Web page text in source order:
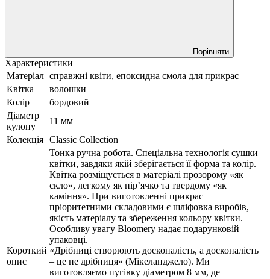
Порівняти
Характеристики
Матеріал справжні квіти, епоксидна смола для прикрас
Квітка
волошки
Колір
бордовий
Діаметр
кулону
11 мм
Колекція Classic Collection
Короткий
опис
Тонка ручна робота. Спеціальна технологія сушки
квітки, завдяки якій зберігається її форма та колір.
Квітка розміщується в матеріалі прозорому «як
скло», легкому як пір’ячко та твердому «як
каміння». При виготовленні прикрас
пріоритетними складовими є шліфовка виробів,
якість матеріалу та збереження кольору квітки.
Особливу увагу Bloomery надає подарунковій
упаковці.
«Дрібниці створюють досконалість, а досконалість
– це не дрібниця» (Мікеланджело). Ми
виготовляємо пугівку діаметром 8 мм, де